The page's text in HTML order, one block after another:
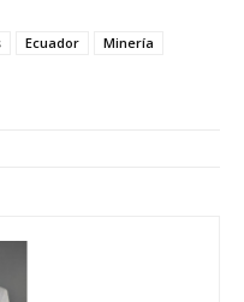
Ecuador
Minería